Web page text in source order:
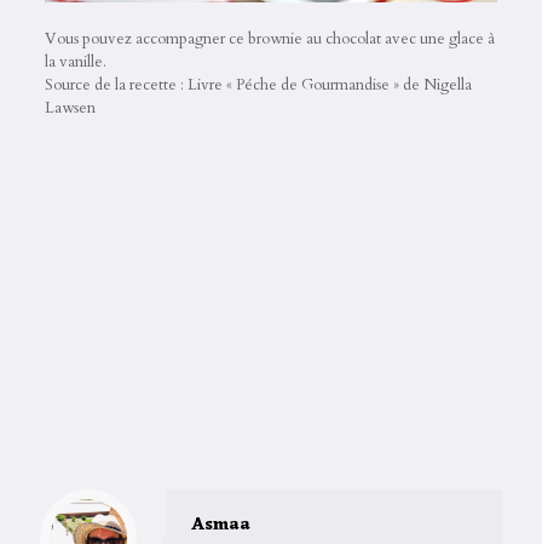
Vous pouvez accompagner ce brownie au chocolat avec une glace à
la vanille.
Source de la recette : Livre « Péche de Gourmandise » de Nigella
Lawsen
Asmaa